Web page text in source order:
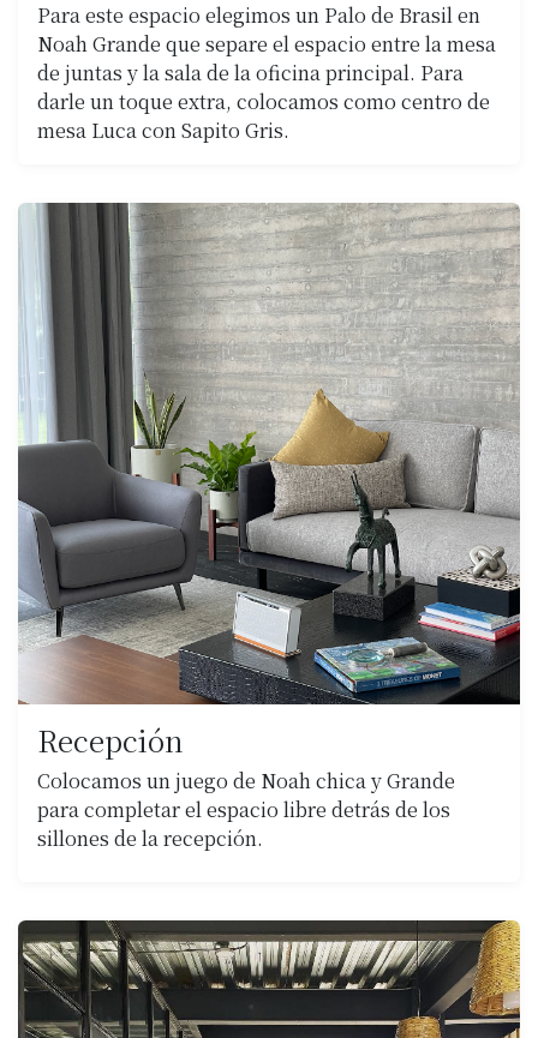
Para este espacio elegimos un Palo de Brasil en
Noah Grande que separe el espacio entre la mesa
de juntas y la sala de la oficina principal. Para
darle un toque extra, colocamos como centro de
mesa Luca con Sapito Gris.
Recepción
Colocamos un juego de Noah chica y Grande
para completar el espacio libre detrás de los
sillones de la recepción.